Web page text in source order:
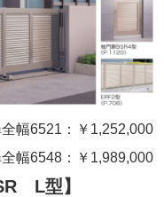
幅6521：￥1,252,000
幅6548：￥1,989,000
L型】